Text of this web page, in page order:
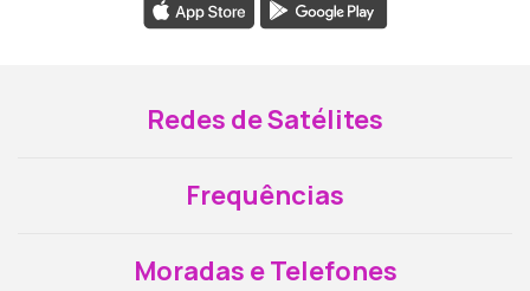
Redes de Satélites
Frequências
Moradas e Telefones